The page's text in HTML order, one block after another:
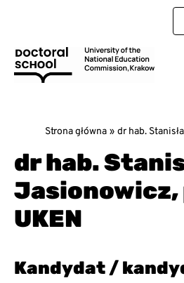
for:
Strona główna dr hab.
dr hab.
UKEN